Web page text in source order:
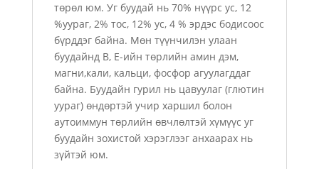
төрөл юм. Уг буудай нь 70% нүүрс ус, 12
%уураг, 2% тос, 12% ус, 4 % эрдэс бодисоос
бүрддэг байна. Мөн түүнчилэн улаан
буудайнд В, Е-ийн төрлийн амин дэм,
магни,кали, кальци, фосфор агуулагддаг
байна. Буудайн гурил нь цавуулаг (глютин
уураг) өндөртэй учир харшил болон
аутоиммун төрлийн өвчлөлтэй хүмүүс уг
буудайн зохистой хэрэглээг анхаарах нь
зүйтэй юм.